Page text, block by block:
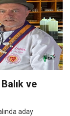
ve
aday